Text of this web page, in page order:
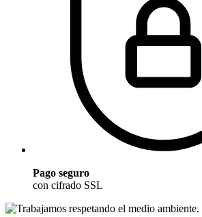
Pago seguro
con cifrado SSL